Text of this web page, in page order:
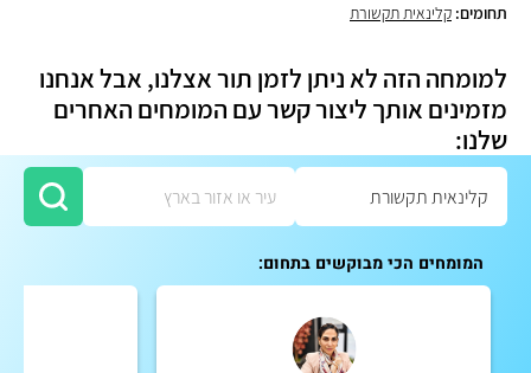
תחומים: קלינאית תקשורת
למומחה הזה לא ניתן לזמן תור אצלנו, אבל אנחנו
מזמינים אותך ליצור קשר עם המומחים האחרים
שלנו:
המומחים הכי מבוקשים בתחום: